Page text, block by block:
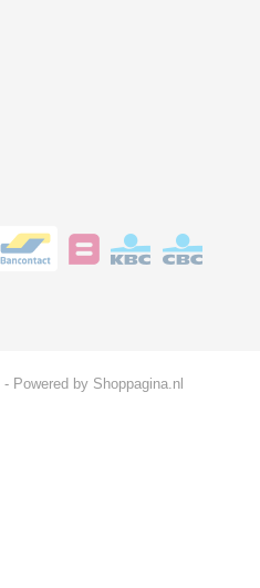
Powered by Shoppagina.nl